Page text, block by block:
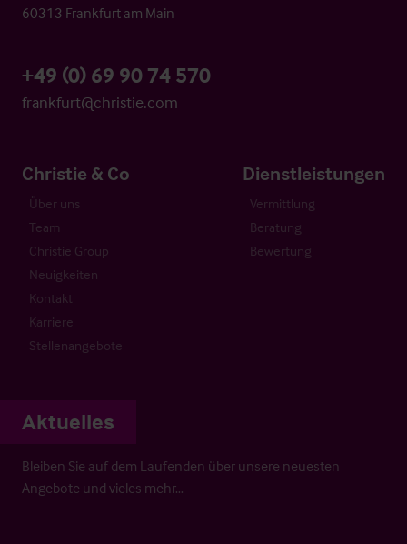
60313 Frankfurt am Main
+49 (0) 69 90 74 570
frankfurt@christie.com
Christie & Co
Über uns
Team
Christie Group
Neuigkeiten
Kontakt
Karriere
Stellenangebote
Dienstleistungen
Vermittlung
Beratung
Bewertung
Aktuelles
Bleiben Sie auf dem Laufenden über unsere neuesten
Angebote und vieles mehr…